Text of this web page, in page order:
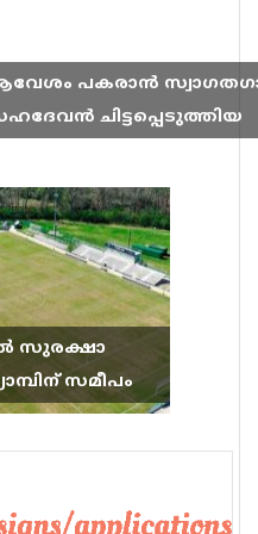
പകരാൻ
ചിട്ടപ്പെടുത്തിയ
സുരക്ഷാ
സമീപം
പരിക്ക്